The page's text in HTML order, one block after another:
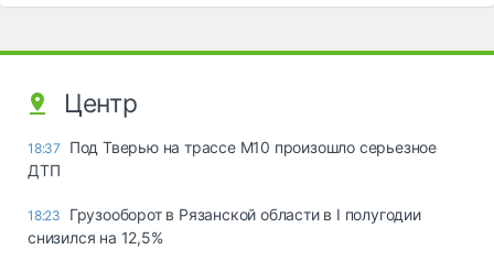
Центр
18:37
Под Тверью на трассе М10 произошло серьезное
ДТП
18:23
Грузооборот в Рязанской области в I полугодии
снизился на 12,5%